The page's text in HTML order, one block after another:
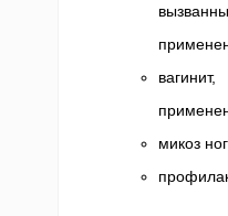
микоз